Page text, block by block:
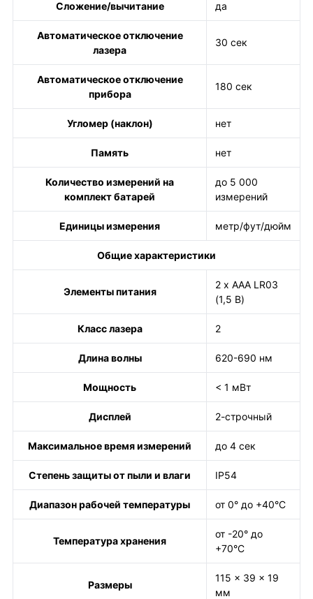
Сложение/вычитание да
Автоматическое отключение
лазера
30 сек
Автоматическое отключение
прибора
180 сек
Угломер (наклон) нет
Память нет
Количество измерений на
комплект батарей
до 5 000
измерений
Единицы измерения метр/фут/дюйм
Общие характеристики
Элементы питания
2 х ААА LR03
(1,5 В)
Класс лазера 2
Длина волны 620-690 нм
Мощность < 1 мВт
Дисплей 2-строчный
Максимальное время измерений до 4 сек
Степень защиты от пыли и влаги IP54
Диапазон рабочей температуры от 0° до +40°С
Температура хранения
от -20° до
+70°С
Размеры
115 x 39 x 19
мм